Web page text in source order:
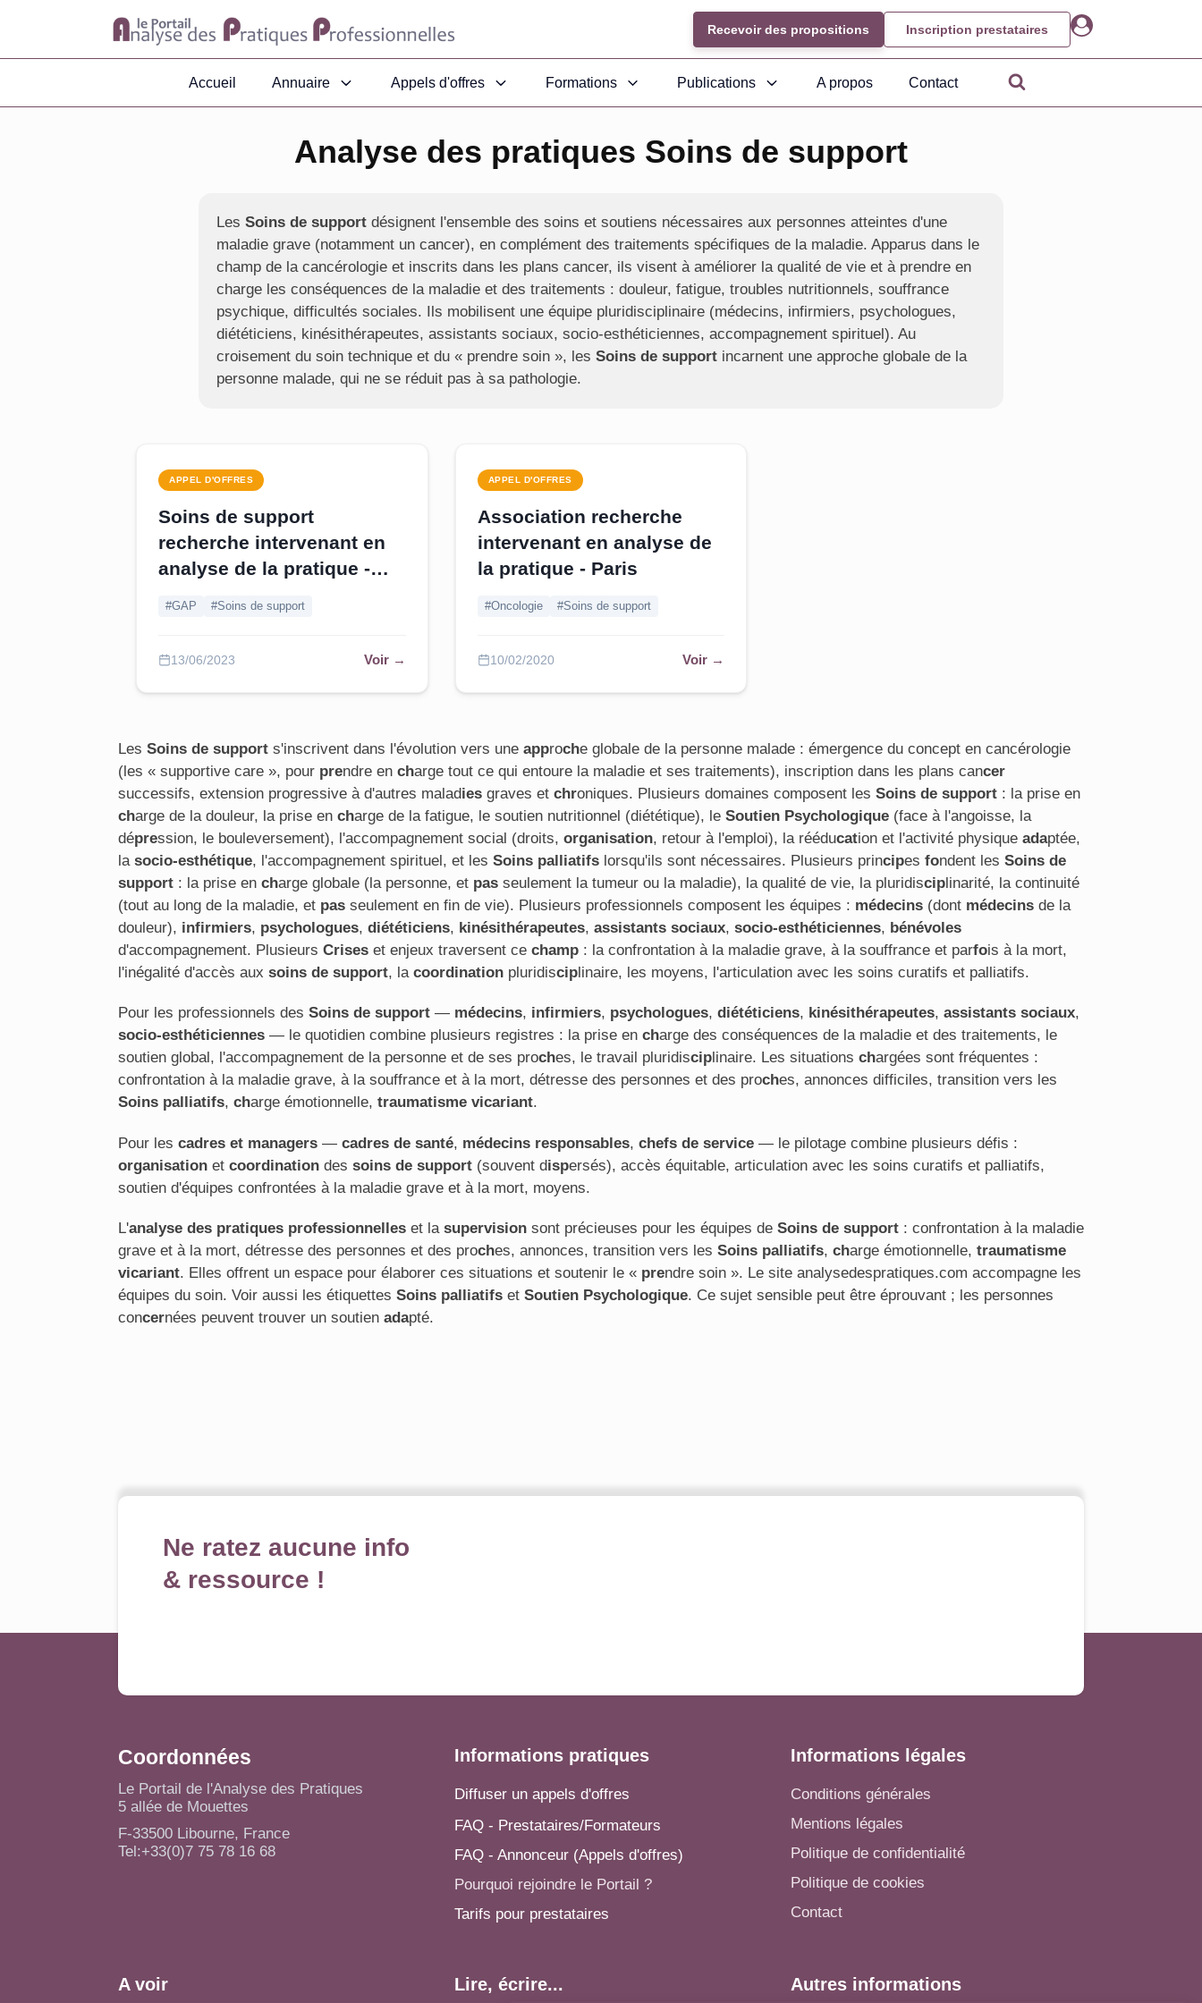
Recevoir des propositions Inscription prestataires
Accueil Annuaire Appels d'offres Formations Publications A propos Contact
Analyse des pratiques Soins de support
Les Soins de support désignent l'ensemble des soins et soutiens nécessaires aux personnes atteintes d'une
maladie grave (notamment un cancer), en complément des traitements spécifiques de la maladie. Apparus dans le
champ de la cancérologie et inscrits dans les plans cancer, ils visent à améliorer la qualité de vie et à prendre en
charge les conséquences de la maladie et des traitements : douleur, fatigue, troubles nutritionnels, souffrance
psychique, difficultés sociales. Ils mobilisent une équipe pluridisciplinaire (médecins, infirmiers, psychologues,
diététiciens, kinésithérapeutes, assistants sociaux, socio-esthéticiennes, accompagnement spirituel). Au
croisement du soin technique et du « prendre soin », les Soins de support incarnent une approche globale de la
personne malade, qui ne se réduit pas à sa pathologie.
APPEL D'OFFRES
Soins de support
recherche intervenant en
analyse de la pratique -
#GAP #Soins de support
13/06/2023 Voir →
APPEL D'OFFRES
Association recherche
intervenant en analyse de
la pratique - Paris
#Oncologie #Soins de support
10/02/2020 Voir →
Les Soins de support s'inscrivent dans l'évolution vers une approche globale de la personne malade : émergence du concept en cancérologie
(les « supportive care », pour prendre en charge tout ce qui entoure la maladie et ses traitements), inscription dans les plans cancer
successifs, extension progressive à d'autres maladies graves et chroniques. Plusieurs domaines composent les Soins de support : la prise en
charge de la douleur, la prise en charge de la fatigue, le soutien nutritionnel (diététique), le Soutien Psychologique (face à l'angoisse, la
dépression, le bouleversement), l'accompagnement social (droits, organisation, retour à l'emploi), la rééducation et l'activité physique adaptée,
la socio-esthétique, l'accompagnement spirituel, et les Soins palliatifs lorsqu'ils sont nécessaires. Plusieurs principes fondent les Soins de
support : la prise en charge globale (la personne, et pas seulement la tumeur ou la maladie), la qualité de vie, la pluridisciplinarité, la continuité
(tout au long de la maladie, et pas seulement en fin de vie). Plusieurs professionnels composent les équipes : médecins (dont médecins de la
douleur), infirmiers, psychologues, diététiciens, kinésithérapeutes, assistants sociaux, socio-esthéticiennes, bénévoles
d'accompagnement. Plusieurs Crises et enjeux traversent ce champ : la confrontation à la maladie grave, à la souffrance et parfois à la mort,
l'inégalité d'accès aux soins de support, la coordination pluridisciplinaire, les moyens, l'articulation avec les soins curatifs et palliatifs.
Pour les professionnels des Soins de support — médecins, infirmiers, psychologues, diététiciens, kinésithérapeutes, assistants sociaux,
socio-esthéticiennes — le quotidien combine plusieurs registres : la prise en charge des conséquences de la maladie et des traitements, le
soutien global, l'accompagnement de la personne et de ses proches, le travail pluridiscip linaire. Les situations chargées sont fréquentes :
confrontation à la maladie grave, à la souffrance et à la mort, détresse des personnes et des proches, annonces difficiles, transition vers les
Soins palliatifs, charge émotionnelle, traumatisme vicariant.
Pour les cadres et managers — cadres de santé, médecins responsables, chefs de service — le pilotage combine plusieurs défis :
organisation et coordination des soins de support (souvent dispersés), accès équitable, articulation avec les soins curatifs et palliatifs,
soutien d'équipes confrontées à la maladie grave et à la mort, moyens.
L'analyse des pratiques professionnelles et la supervision sont précieuses pour les équipes de Soins de support : confrontation à la maladie
grave et à la mort, détresse des personnes et des proches, annonces, transition vers les Soins palliatifs, charge émotionnelle, traumatisme
vicariant. Elles offrent un espace pour élaborer ces situations et soutenir le « prendre soin ». Le site analysedespratiques.com accompagne les
équipes du soin. Voir aussi les étiquettes Soins palliatifs et Soutien Psychologique. Ce sujet sensible peut être éprouvant ; les personnes
concernées peuvent trouver un soutien adapté.
Ne ratez aucune info
& ressource !
Coordonnées
Le Portail de l'Analyse des Pratiques
5 allée de Mouettes
F-33500 Libourne, France
Tel:+33(0)7 75 78 16 68
Informations pratiques
Diffuser un appels d'offres
FAQ - Prestataires/Formateurs
FAQ - Annonceur (Appels d'offres)
Pourquoi rejoindre le Portail ?
Tarifs pour prestataires
Informations légales
Conditions générales
Mentions légales
Politique de confidentialité
Politique de cookies
Contact
A voir Lire, écrire... Autres informations